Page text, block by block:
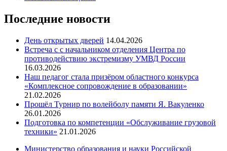
Последние новости
День открытых дверей 14.04.2026
Встреча с с начальником отделения Центра по
противодействию экстремизму УМВД России
16.03.2026
Наш педагог стала призёром областного конкурса
«Комплексное сопровождение в образовании»
21.02.2026
Прошёл Турнир по волейболу памяти Я. Вакуленко
26.01.2026
Подготовка по компетенции «Обслуживание грузовой
техники» 21.01.2026
Министерство образования и науки Российской